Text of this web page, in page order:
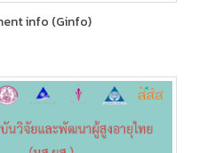
info (Ginfo)